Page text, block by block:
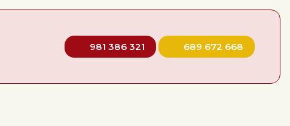
981 386 321 689 672 668